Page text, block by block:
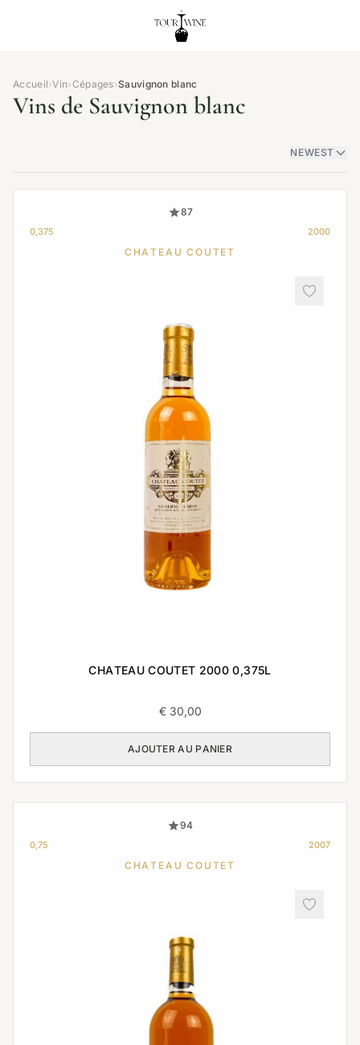
Accueil›Vin›Cépages›Sauvignon blanc
Vins de Sauvignon blanc
NEWEST
87
0,375 2000
CHATEAU COUTET
CHATEAU COUTET 2000 0,375L
€30,00
AJOUTER AU PANIER
94
0,75 2007
CHATEAU COUTET